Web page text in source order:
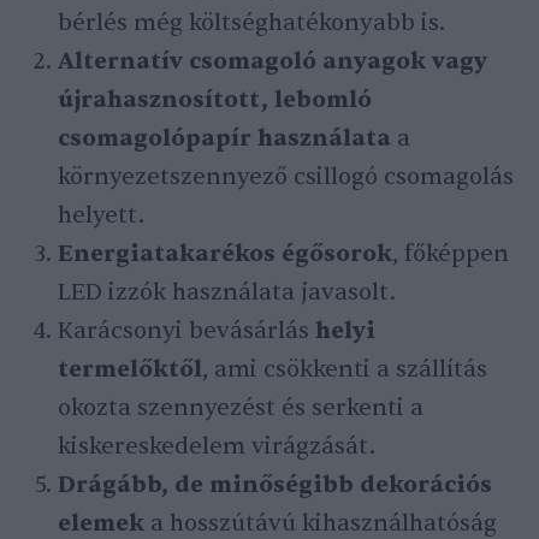
bérlés még költséghatékonyabb is.
Alternatív csomagoló anyagok vagy
újrahasznosított, lebomló
csomagolópapír használata a
környezetszennyező csillogó csomagolás
helyett.
Energiatakarékos égősorok, főképpen
LED izzók használata javasolt.
Karácsonyi bevásárlás helyi
termelőktől, ami csökkenti a szállítás
okozta szennyezést és serkenti a
kiskereskedelem virágzását.
Drágább, de minőségibb dekorációs
elemek a hosszútávú kihasználhatóság